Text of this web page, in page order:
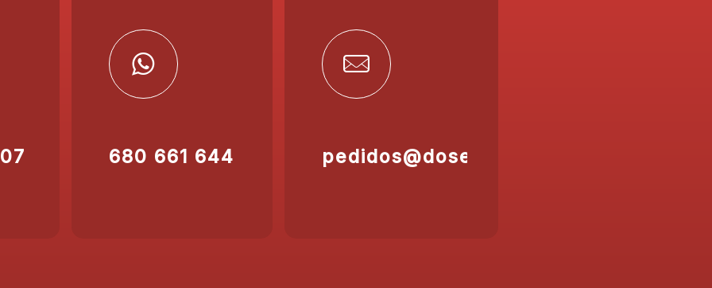
680 661 644 pedidos@doser.es